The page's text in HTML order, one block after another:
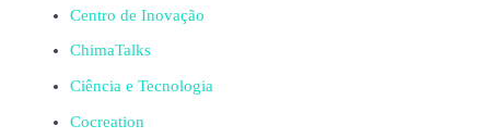
Centro de Inovação
ChimaTalks
Ciência e Tecnologia
Cocreation